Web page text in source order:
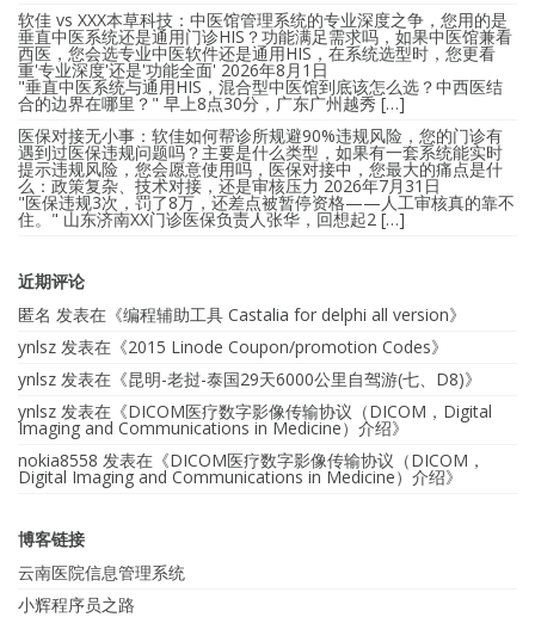
软佳 vs XXX本草科技：中医馆管理系统的专业深度之争，您用的是
垂直中医系统还是通用门诊HIS？功能满足需求吗，如果中医馆兼看
西医，您会选专业中医软件还是通用HIS，在系统选型时，您更看
重'专业深度'还是'功能全面' 2026年8月1日
"垂直中医系统与通用HIS，混合型中医馆到底该怎么选？中西医结
合的边界在哪里？" 早上8点30分，广东广州越秀 […]
医保对接无小事：软佳如何帮诊所规避90%违规风险，您的门诊有
遇到过医保违规问题吗？主要是什么类型，如果有一套系统能实时
提示违规风险，您会愿意使用吗，医保对接中，您最大的痛点是什
么：政策复杂、技术对接，还是审核压力 2026年7月31日
"医保违规3次，罚了8万，还差点被暂停资格——人工审核真的靠不
住。" 山东济南XX门诊医保负责人张华，回想起2 […]
近期评论
匿名 发表在《编程辅助工具 Castalia for delphi all version》
ynlsz 发表在《2015 Linode Coupon/promotion Codes》
ynlsz 发表在《昆明-老挝-泰国29天6000公里自驾游(七、D8)》
ynlsz 发表在《DICOM医疗数字影像传输协议（DICOM，Digital
Imaging and Communications in Medicine）介绍》
nokia8558 发表在《DICOM医疗数字影像传输协议（DICOM，
Digital Imaging and Communications in Medicine）介绍》
博客链接
云南医院信息管理系统
小辉程序员之路